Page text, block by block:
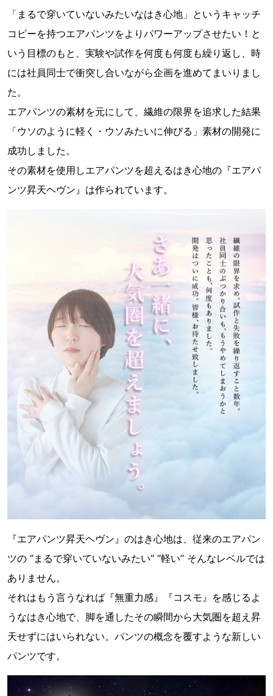
「まるで穿いていないみたいなはき心地」というキャッチ
コピーを持つエアパンツをよりパワーアップさせたい！と
いう目標のもと、実験や試作を何度も何度も繰り返し、時
には社員同士で衝突し合いながら企画を進めてまいりまし
た。
エアパンツの素材を元にして、繊維の限界を追求した結果
「ウソのように軽く・ウソみたいに伸びる」素材の開発に
成功しました。
その素材を使用しエアパンツを超えるはき心地の『エアパ
ンツ昇天ヘヴン』は作られています。
『エアパンツ昇天ヘヴン』のはき心地は、従来のエアパン
ツの ”まるで穿いていないみたい” ”軽い” そんなレベルでは
ありません。
それはもう言うなれば『無重力感』『コスモ』を感じるよ
うなはき心地で、脚を通したその瞬間から大気圏を超え昇
天せずにはいられない。パンツの概念を覆すような新しい
パンツです。